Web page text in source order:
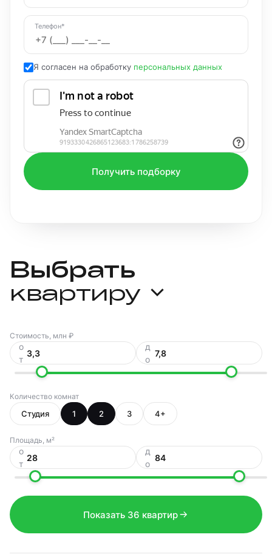
Телефон*
Я согласен на обработку персональных данных
Получить подборку
Выбрать
квартиру
Стоимость, млн ₽
о
т
д
о
Количество комнат
Студия 1 2 3 4+
Площадь, м²
о
т
д
о
Показать 36 квартир